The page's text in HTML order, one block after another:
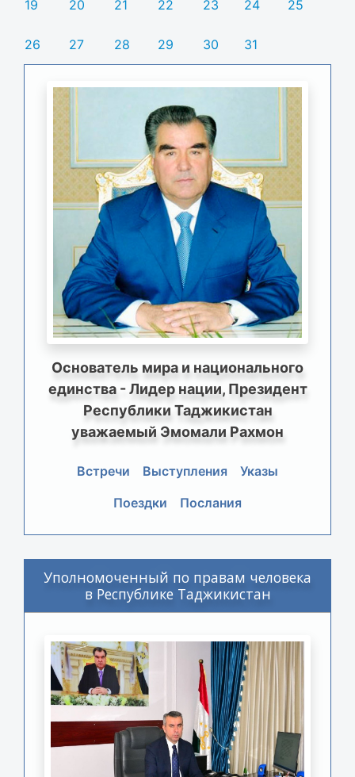
19 20 21 22 23 24 25
26 27 28 29 30 31
Основатель мира и национального
единства - Лидер нации, Президент
Республики Таджикистан
уважаемый Эмомали Рахмон
Встречи Выступления
Указы
Поездки
Послания
Уполномоченный по правам человека
в Республике Таджикистан